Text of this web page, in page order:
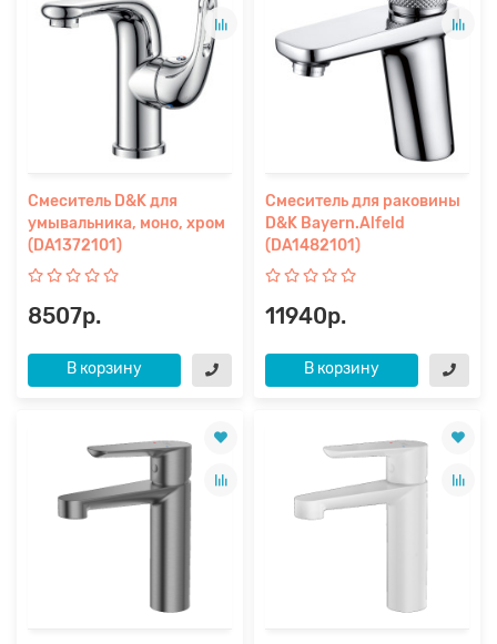
Смеситель D&K для
умывальника, моно, хром
(DA1372101)
8507р.
В корзину
Смеситель для раковины
D&K Bayern.Alfeld
(DA1482101)
11940р.
В корзину